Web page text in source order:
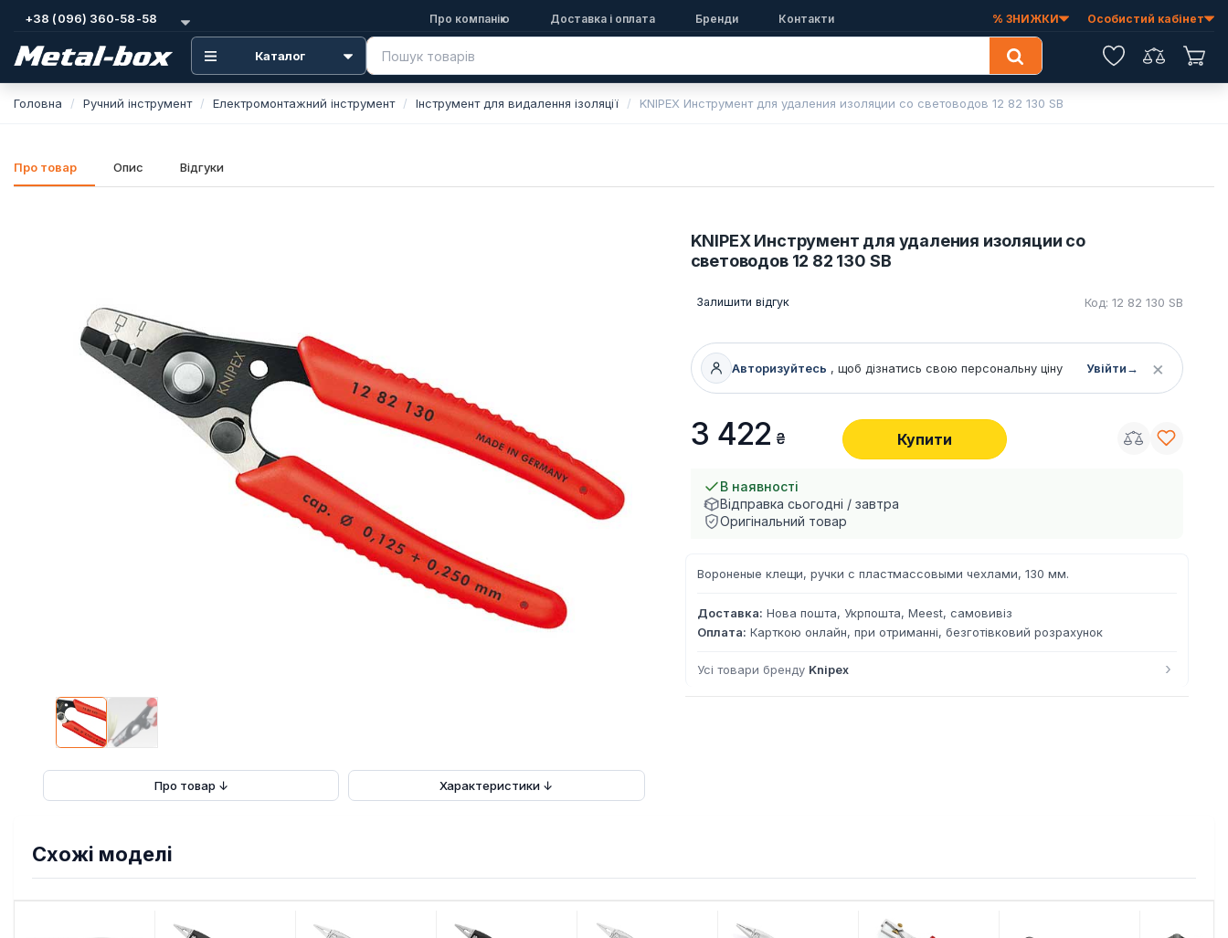
+38 (096) 360-58-58 Про компанію Доставка і оплата Бренди Контакти % ЗНИЖКИ Особистий кабінет
Каталог ОбранеПорівняння
Головна Ручний інструмент Електромонтажний інструмент Інструмент для видалення ізоляції KNIPEX Инструмент для удаления изоляции со световодов 12 82 130 SB
Про товар Опис Відгуки
Про товар ↓ Характеристики ↓
KNIPEX Инструмент для удаления изоляции со
световодов 12 82 130 SB
Залишити відгук Код: 12 82 130 SB
Авторизуйтесь , щоб дізнатись свою персональну ціну Увійти→ ×
3 422 Купити
В наявності
Відправка сьогодні / завтра
Оригінальний товар
Вороненые клещи, ручки с пластмассовыми чехлами, 130 мм.
Доставка: Нова пошта, Укрпошта, Meest, самовивіз
Оплата: Карткою онлайн, при отриманні, безготівковий розрахунок
Усі товари бренду Knipex ›
Схожі моделі